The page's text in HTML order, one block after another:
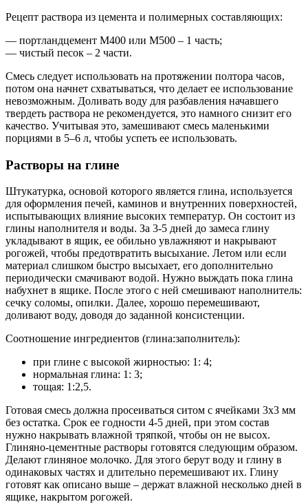
Рецепт раствора из цемента и полимерных составляющих:
— портландцемент М400 или М500 – 1 часть;
— чистый песок – 2 части.
Смесь следует использовать на протяжении полтора часов,
потом она начнет схватываться, что делает ее использование
невозможным. Доливать воду для разбавления начавшего
твердеть раствора не рекомендуется, это намного снизит его
качество. Учитывая это, замешивают смесь маленькими
порциями в 5–6 л, чтобы успеть ее использовать.
Растворы на глине
Штукатурка, основой которого является глина, используется
для оформления печей, каминов и внутренних поверхностей,
испытывающих влияние высоких температур. Он состоит из
глины наполнителя и воды. За 3-5 дней до замеса глину
укладывают в ящик, ее обильно увлажняют и накрывают
рогожей, чтобы предотвратить высыхание. Летом или если
материал слишком быстро высыхает, его дополнительно
периодически смачивают водой. Нужно выждать пока глина
набухнет в ящике. После этого с ней смешивают наполнитель:
сечку соломы, опилки. Далее, хорошо перемешивают,
доливают воду, доводя до заданной консистенции.
Соотношение ингредиентов (глина:заполнитель):
при глине с высокой жирностью: 1: 4;
нормальная глина: 1: 3;
тощая: 1:2,5.
Готовая смесь должна просеиваться ситом с ячейками 3х3 мм
без остатка. Срок ее годности 4-5 дней, при этом состав
нужно накрывать влажной тряпкой, чтобы он не высох.
Глиняно-цементные растворы готовятся следующим образом.
Делают глиняное молочко. Для этого берут воду и глину в
одинаковых частях и длительно перемешивают их. Глину
готовят как описано выше – держат влажной несколько дней в
ящике, накрытом рогожей.